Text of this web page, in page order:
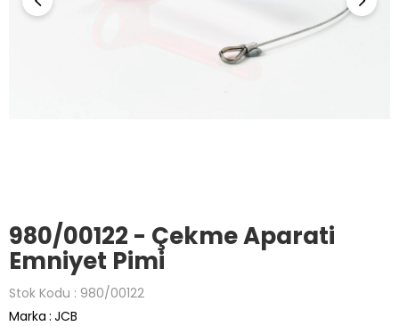
980/00122 - Çekme Aparati
Emniyet Pimi
Stok Kodu
980/00122
Marka : JCB